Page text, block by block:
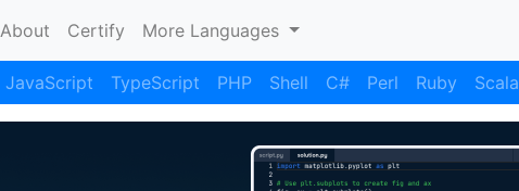
About Certify More Languages
JavaScript TypeScript PHP Shell C# Perl Ruby Scala